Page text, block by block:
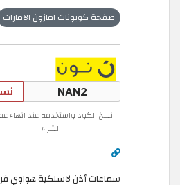
صفحة كوبونات امازون الامارات
انسخ الكود واستخدمه عند انهاء
الشراء